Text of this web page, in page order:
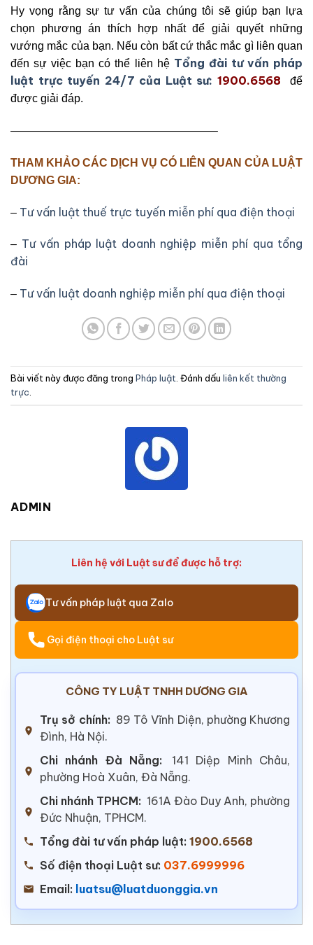
Hy vọng rằng sự tư vấn của chúng tôi sẽ giúp bạn lựa
chọn phương án thích hợp nhất để giải quyết những
vướng mắc của bạn. Nếu còn bất cứ thắc mắc gì liên quan
đến sự việc bạn có thể liên hệ Tổng đài tư vấn pháp
luật trực tuyến 24/7 của Luật sư: 1900.6568
để
được giải đáp.
——————————————————–
THAM KHẢO CÁC DỊCH VỤ CÓ LIÊN QUAN CỦA LUẬT
DƯƠNG GIA:
– Tư vấn luật thuế trực tuyến miễn phí qua điện thoại
– Tư vấn pháp luật doanh nghiệp miễn phí qua tổng
đài
– Tư vấn luật doanh nghiệp miễn phí qua điện thoại
Bài viết này được đăng trong Pháp luật. Đánh dấu liên kết thường
trực.
ADMIN
Liên hệ với Luật sư để được hỗ trợ:
Tư vấn pháp luật qua Zalo
Gọi điện thoại cho Luật sư
CÔNG TY LUẬT TNHH DƯƠNG GIA
Trụ sở chính: 89 Tô Vĩnh Diện, phường Khương
Đình, Hà Nội.
Chi nhánh Đà Nẵng:
141 Diệp Minh Châu,
phường Hoà Xuân, Đà Nẵng.
Chi nhánh TPHCM: 161A Đào Duy Anh, phường
Đức Nhuận, TPHCM.
Tổng đài tư vấn pháp luật: 1900.6568
Số điện thoại Luật sư: 037.6999996
Email: luatsu@luatduonggia.vn